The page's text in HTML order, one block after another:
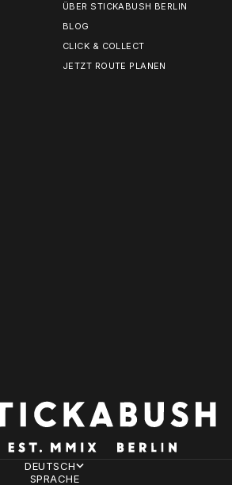
ÜBER STICKABUSH BERLIN
BLOG
CLICK & COLLECT
JETZT ROUTE PLANEN
DEUTSCH
SPRACHE